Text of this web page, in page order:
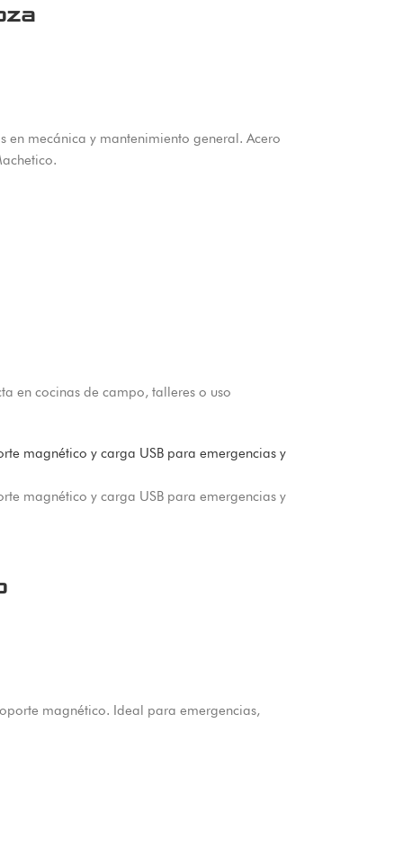
mecánica y mantenimiento general. Acero
en cocinas de campo, talleres o uso
magnético. Ideal para emergencias,